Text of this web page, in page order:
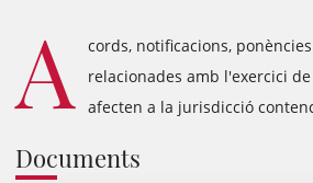
A
cords, notificacions,
relacionades amb l'exercici
afecten a la jurisdicció
Documents